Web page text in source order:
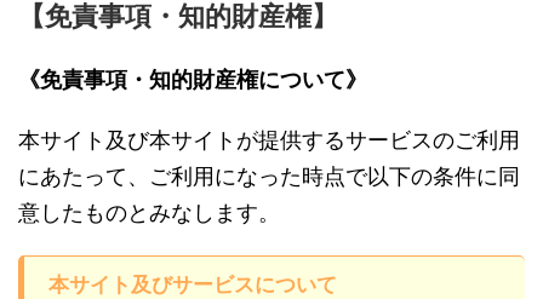
【免責事項・知的財産権】
《免責事項・知的財産権について》
本サイト及び本サイトが提供するサービスのご利用
にあたって、ご利用になった時点で以下の条件に同
意したものとみなします。
本サイト及びサービスについて